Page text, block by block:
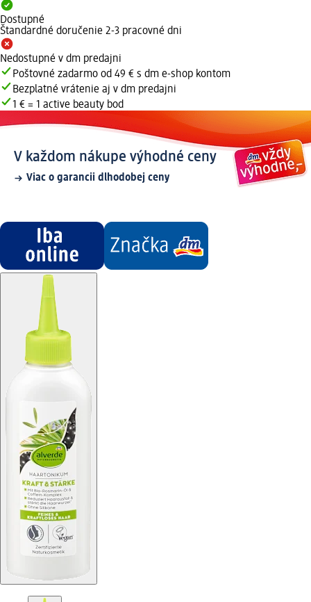
Dostupné
Štandardné doručenie 2-3 pracovné dni
Nedostupné v dm predajni
Poštovné zadarmo od 49 € s dm e-shop kontom
Bezplatné vrátenie aj v dm predajni
1 € = 1 active beauty bod
V každom nákupe výhodné ceny
Viac o garancii dlhodobej ceny